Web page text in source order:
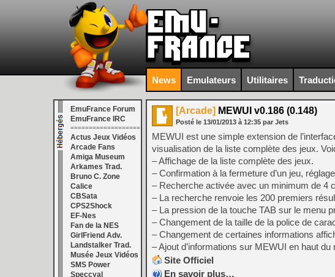
News Emulateurs Utilitaires
EmuFrance Forum
EmuFrance IRC
===================
Actus Jeux Vidéos
Arcade Fans
Amiga Museum
Arkames Trad.
Bruno C. Zone
Calice
CBSata
CPS2Shock
EF-Nes
Fan de la NES
GirlFriend Adv.
Landstalker Trad.
Musée Jeux Vidéos
SMS Power
Speccyal
[Arcade] MEWUI v0.186 (0.148)
Posté le 13/01/2013 à 12:35 par Jets
MEWUI est une simple extension de
visualisation de la liste complète des jeux.
– Affichage de la liste complète des jeux.
– Confirmation à la fermeture d’un jeu,
– Recherche activée avec un minimum de 4
– La recherche renvoie les 200 premiers
– La pression de la touche TAB sur le menu
– Changement de la taille de la police de
– Changement de certaines informations
– Ajout d’informations sur MEWUI en haut du
Site Officiel
En savoir plus…